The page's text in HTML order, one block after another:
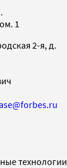
1
2-я, д.
технологии